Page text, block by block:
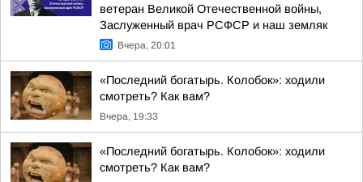
ветеран Великой Отечественной войны,
Заслуженный врач РСФСР и наш земляк
Вчера, 20:01
«Последний богатырь. Колобок»: ходили
смотреть? Как вам?
Вчера, 19:33
«Последний богатырь. Колобок»: ходили
смотреть? Как вам?